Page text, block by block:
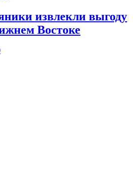
извлекли выгоду
Востоке